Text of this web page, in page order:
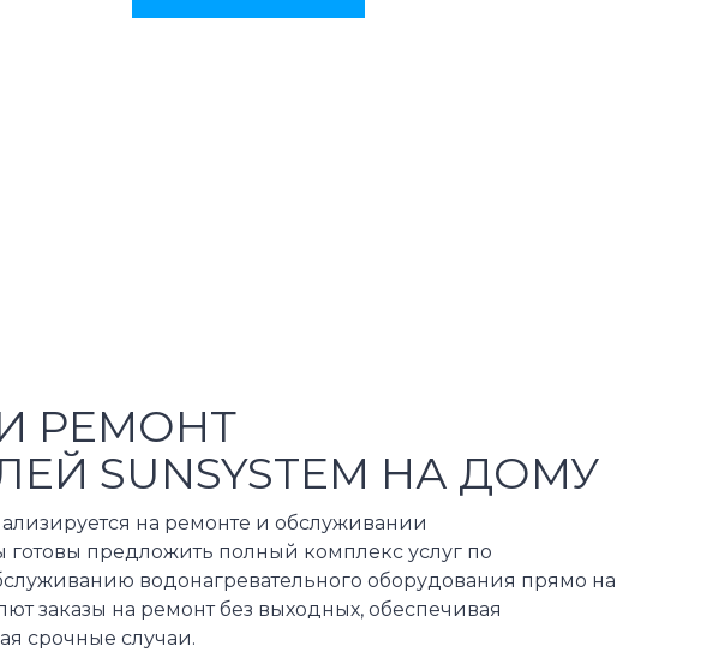
РЕМОНТ
SUNSYSTEM НА ДОМУ
на ремонте и обслуживании
предложить полный комплекс услуг по
водонагревательного оборудования прямо на
заказы на ремонт без выходных, обеспечивая
срочные случаи.